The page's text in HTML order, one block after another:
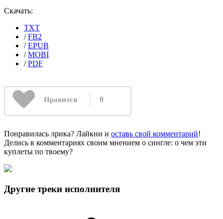
Скачать:
TXT
/FB2
/EPUB
/MOBI
/PDF
Нравится 0
Понравилась лрика? Лайкни и оставь свой комментарий!
Делись в комментариях своим мнением о сингле: о чем эти
куплеты по твоему?
Другие треки исполнителя